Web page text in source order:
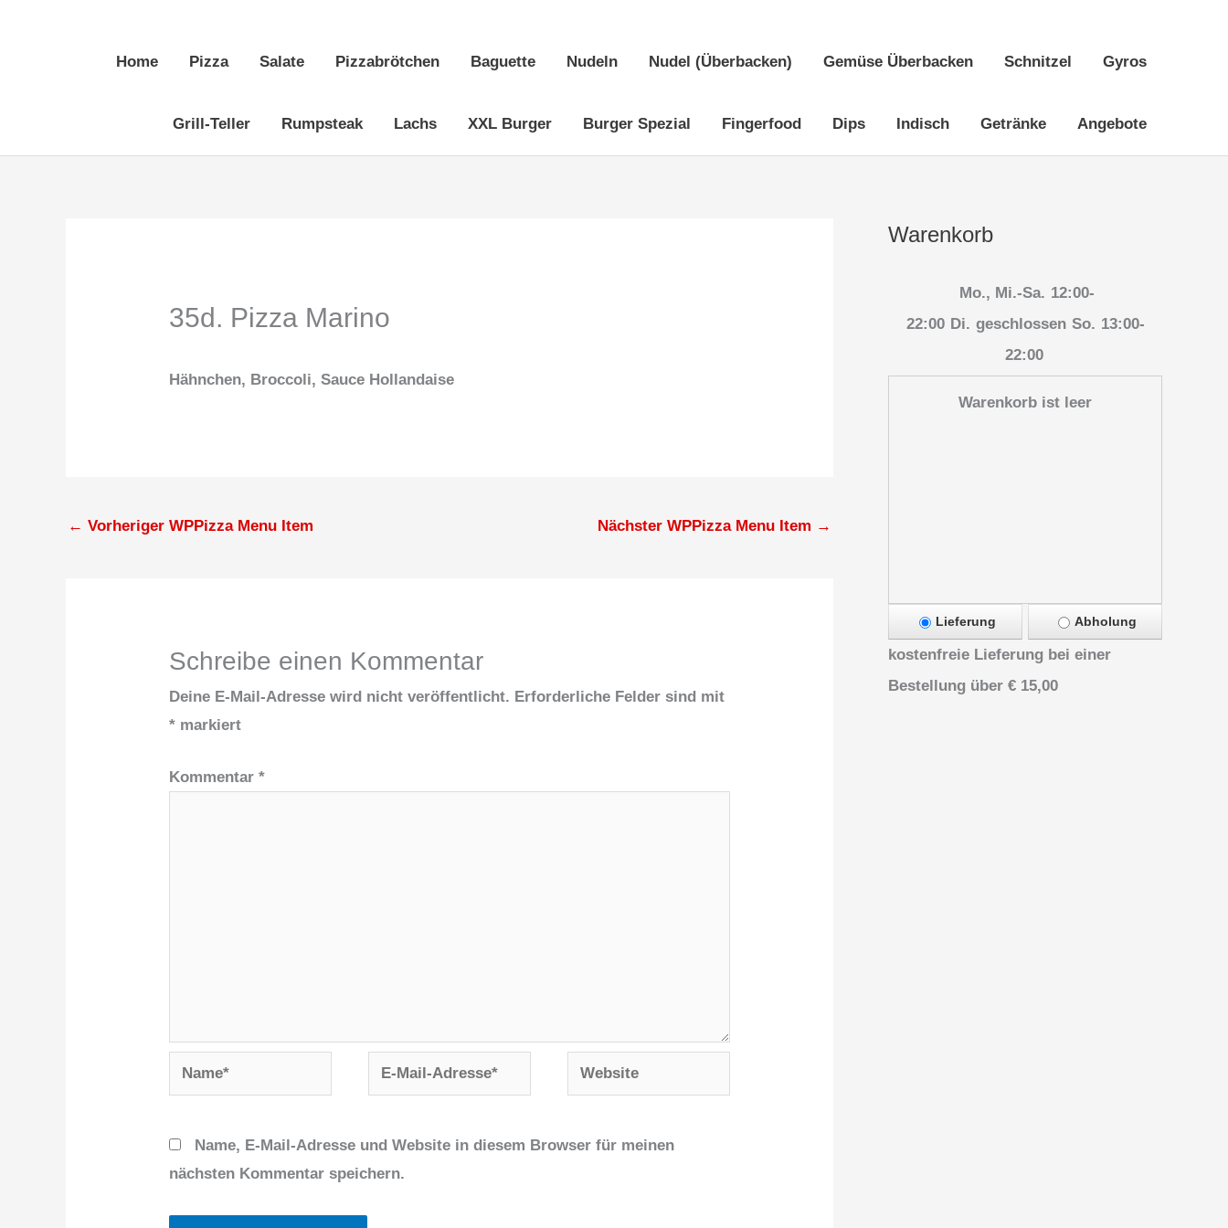
Home Pizza Salate Pizzabrötchen Baguette Nudeln Nudel (Überbacken) Gemüse Überbacken Schnitzel Gyros
Grill-Teller Rumpsteak Lachs XXL Burger Burger Spezial Fingerfood Dips Indisch Getränke Angebote
35d. Pizza Marino
Hähnchen, Broccoli, Sauce Hollandaise
← Vorheriger WPPizza Menu Item Nächster WPPizza Menu Item →
Schreibe einen Kommentar
Deine E-Mail-Adresse wird nicht veröffentlicht. Erforderliche Felder sind mit
* markiert
Kommentar*
Name*
E-
Mail-
Website
Name, E-Mail-Adresse und Website in diesem Browser für meinen
nächsten Kommentar speichern.
Warenkorb
Mo., Mi.-Sa. 12:00-
22:00 Di. geschlossen So. 13:00-
22:00
Warenkorb ist leer
Lieferung Abholung
kostenfreie Lieferung bei einer
Bestellung über € 15,00